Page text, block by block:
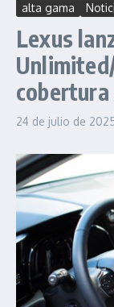
alta gama
Lexus
24 de julio de